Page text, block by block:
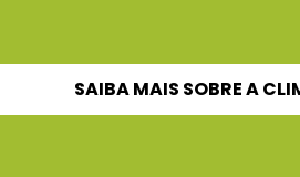
SAIBA MAIS SOBRE A